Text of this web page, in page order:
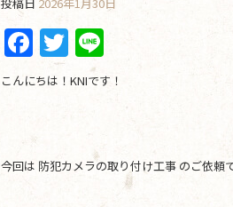
F
a
b
o
T
w n
e
こんにちは！KNIです！
今回は 防犯カメラの取り付け工事 のご依頼